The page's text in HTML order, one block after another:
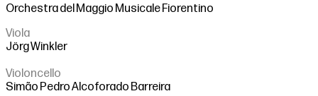
Orchestra del Maggio Musicale Fiorentino
Viola
Jörg Winkler
Violoncello
Simão Pedro Alcoforado Barreira